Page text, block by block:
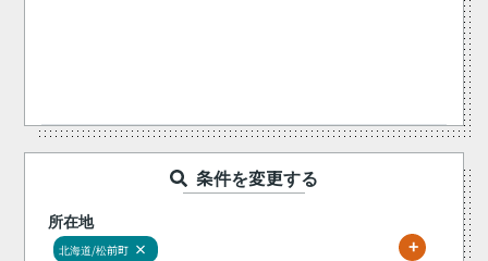
条件を変更する
所在地
北海道/松前町 × +